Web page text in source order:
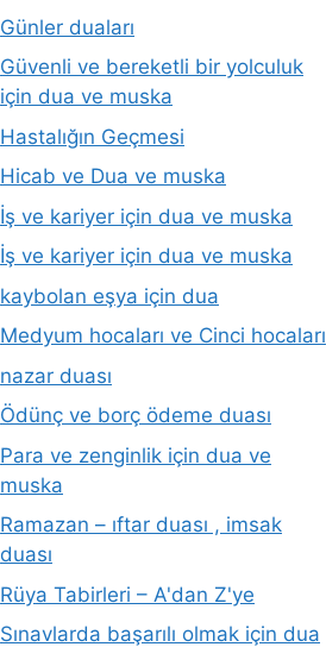
Günler duaları
Güvenli ve bereketli bir yolculuk
için dua ve muska
Hastalığın Geçmesi
Hicab ve Dua ve muska
İş ve kariyer için dua ve muska
İş ve kariyer için dua ve muska
kaybolan eşya için dua
Medyum hocaları ve Cinci hocaları
nazar duası
Ödünç ve borç ödeme duası
Para ve zenginlik için dua ve
muska
Ramazan – ıftar duası , imsak
duası
Rüya Tabirleri – A'dan Z'ye
Sınavlarda başarılı olmak için dua